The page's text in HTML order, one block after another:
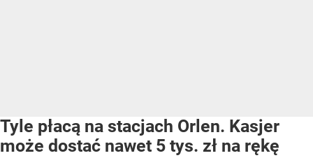
Tyle płacą na stacjach Orlen. Kasjer
może dostać nawet 5 tys. zł na rękę